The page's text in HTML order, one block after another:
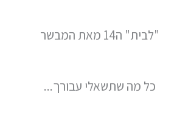
"לבית" ה14 מאת המבשר
כל מה שתשאלי עבורך...